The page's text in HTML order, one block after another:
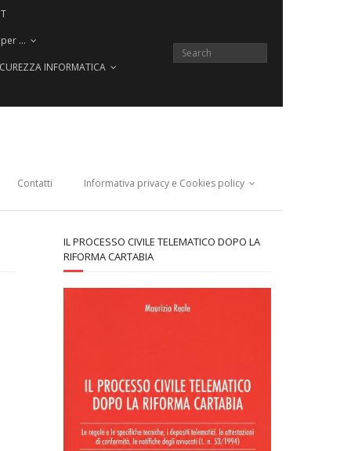
…
INFORMATICA
Contatti Informativa privacy e Cookies policy
IL PROCESSO CIVILE TELEMATICO DOPO LA
RIFORMA CARTABIA